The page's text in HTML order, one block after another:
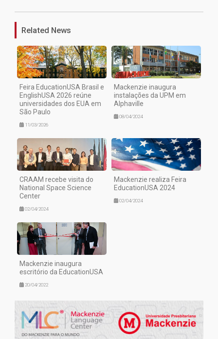
Related News
Feira EducationUSA Brasil e
EnglishUSA 2026 reúne
universidades dos EUA em
São Paulo
11/03/2026
Mackenzie inaugura
instalações da UPM em
Alphaville
08/04/2024
CRAAM recebe visita do
National Space Science
Center
02/04/2024
Mackenzie realiza Feira
EducationUSA 2024
02/04/2024
Mackenzie inaugura
escritório da EducationUSA
20/04/2022